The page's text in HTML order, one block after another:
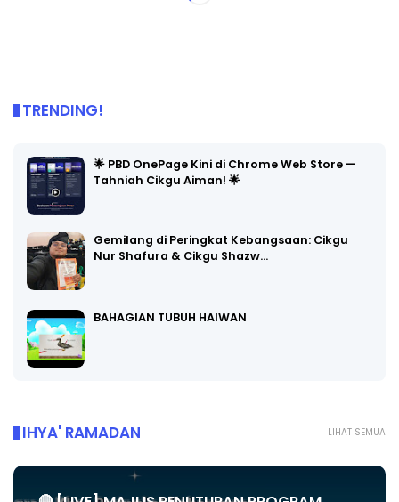
TRENDING!
🌟 PBD OnePage Kini di Chrome Web Store —
Tahniah Cikgu Aiman! 🌟
Gemilang di Peringkat Kebangsaan: Cikgu
Nur Shafura & Cikgu Shazw…
BAHAGIAN TUBUH HAIWAN
LIHAT SEMUA
IHYA' RAMADAN